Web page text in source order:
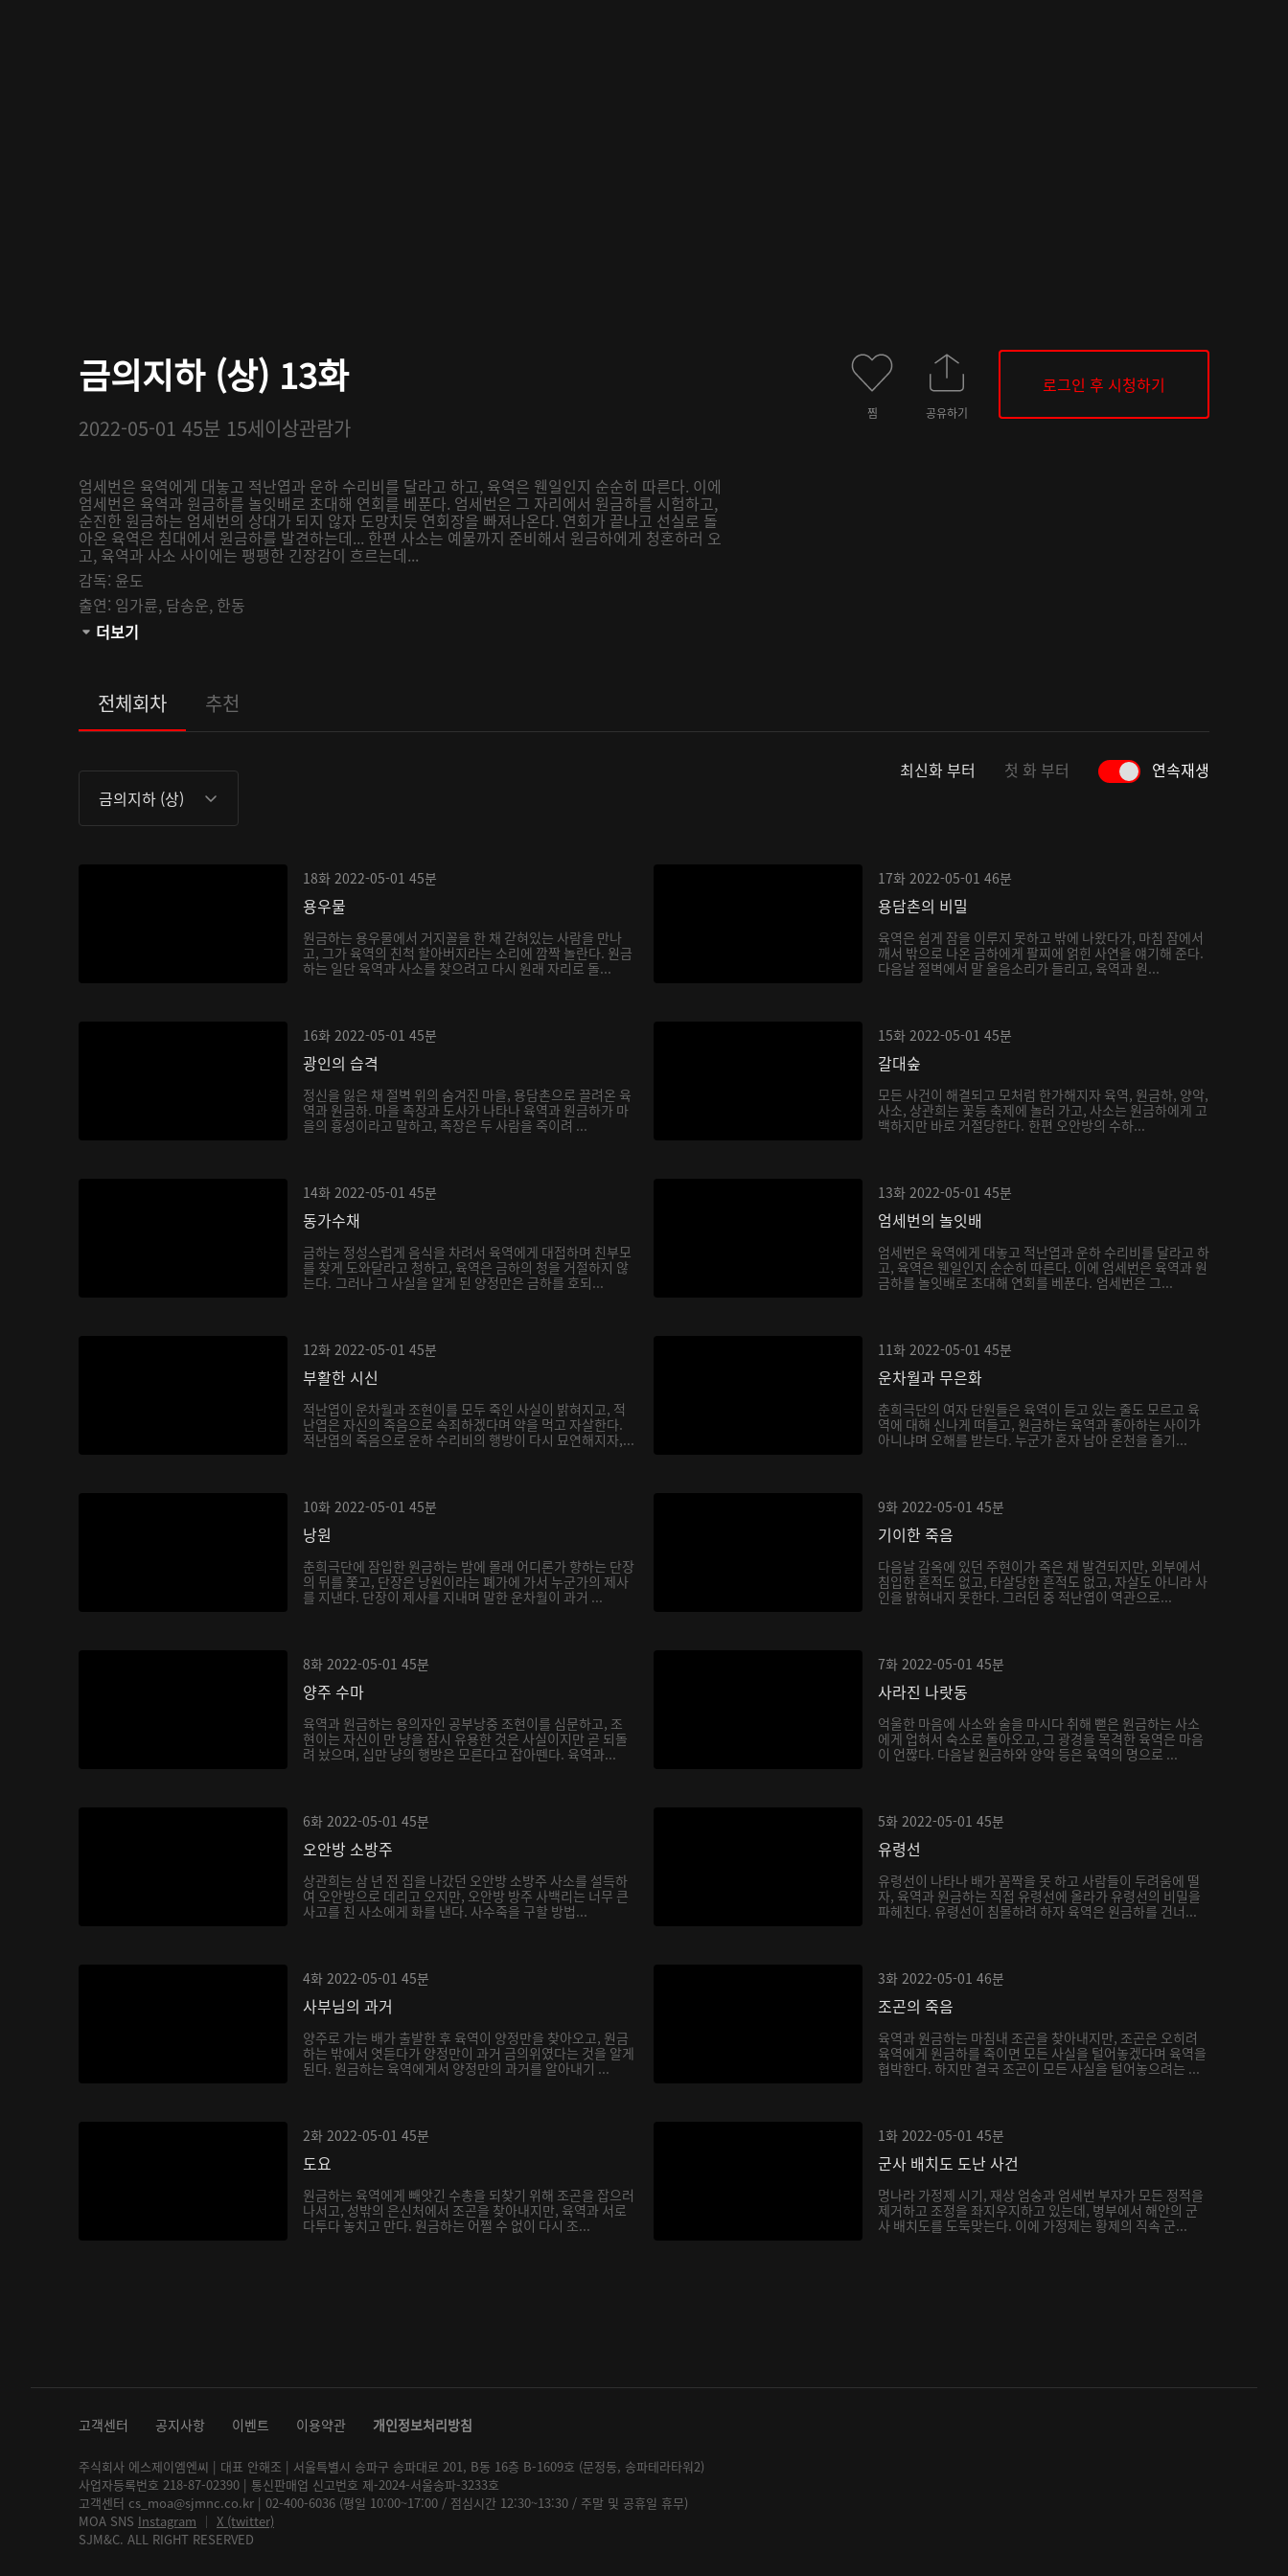
금의지하 (상) 13화
2022-05-01 45분 15세이상관람가
엄세번은 육역에게 대놓고 적난엽과 운하 수리비를 달라고 하고, 육역은 웬일인지 순순히 따른다. 이에
엄세번은 육역과 원금하를 놀잇배로 초대해 연회를 베푼다. 엄세번은 그 자리에서 원금하를 시험하고,
순진한 원금하는 엄세번의 상대가 되지 않자 도망치듯 연회장을 빠져나온다. 연회가 끝나고 선실로 돌
아온 육역은 침대에서 원금하를 발견하는데... 한편 사소는 예물까지 준비해서 원금하에게 청혼하러 오
고, 육역과 사소 사이에는 팽팽한 긴장감이 흐르는데...
감독: 윤도
출연: 임가륜, 담송운, 한동
관람등급:
더보기
찜 공유하기
로그인 후 시청하기
전체회차 추천
금의지하 (상)
최신화 부터 첫 화 부터 연속재생
18화 2022-05-01 45분
용우물
원금하는 용우물에서 거지꼴을 한 채 갇혀있는 사람을 만나
고, 그가 육역의 친척 할아버지라는 소리에 깜짝 놀란다. 원금
하는 일단 육역과 사소를 찾으려고 다시 원래 자리로 돌...
17화 2022-05-01 46분
용담촌의 비밀
육역은 쉽게 잠을 이루지 못하고 밖에 나왔다가, 마침 잠에서
깨서 밖으로 나온 금하에게 팔찌에 얽힌 사연을 얘기해 준다.
다음날 절벽에서 말 울음소리가 들리고, 육역과 원...
16화 2022-05-01 45분
광인의 습격
정신을 잃은 채 절벽 위의 숨겨진 마을, 용담촌으로 끌려온 육
역과 원금하. 마을 족장과 도사가 나타나 육역과 원금하가 마
을의 흉성이라고 말하고, 족장은 두 사람을 죽이려 ...
15화 2022-05-01 45분
갈대숲
모든 사건이 해결되고 모처럼 한가해지자 육역, 원금하, 양악,
사소, 상관희는 꽃등 축제에 놀러 가고, 사소는 원금하에게 고
백하지만 바로 거절당한다. 한편 오안방의 수하...
14화 2022-05-01 45분
동가수채
금하는 정성스럽게 음식을 차려서 육역에게 대접하며 친부모
를 찾게 도와달라고 청하고, 육역은 금하의 청을 거절하지 않
는다. 그러나 그 사실을 알게 된 양정만은 금하를 호되...
13화 2022-05-01 45분
엄세번의 놀잇배
엄세번은 육역에게 대놓고 적난엽과 운하 수리비를 달라고 하
고, 육역은 웬일인지 순순히 따른다. 이에 엄세번은 육역과 원
금하를 놀잇배로 초대해 연회를 베푼다. 엄세번은 그...
12화 2022-05-01 45분
부활한 시신
적난엽이 운차월과 조현이를 모두 죽인 사실이 밝혀지고, 적
난엽은 자신의 죽음으로 속죄하겠다며 약을 먹고 자살한다.
적난엽의 죽음으로 운하 수리비의 행방이 다시 묘연해지자,...
11화 2022-05-01 45분
운차월과 무은화
춘희극단의 여자 단원들은 육역이 듣고 있는 줄도 모르고 육
역에 대해 신나게 떠들고, 원금하는 육역과 좋아하는 사이가
아니냐며 오해를 받는다. 누군가 혼자 남아 온천을 즐기...
10화 2022-05-01 45분
낭원
춘희극단에 잠입한 원금하는 밤에 몰래 어디론가 향하는 단장
의 뒤를 쫓고, 단장은 낭원이라는 폐가에 가서 누군가의 제사
를 지낸다. 단장이 제사를 지내며 말한 운차월이 과거 ...
9화 2022-05-01 45분
기이한 죽음
다음날 감옥에 있던 주현이가 죽은 채 발견되지만, 외부에서
침입한 흔적도 없고, 타살당한 흔적도 없고, 자살도 아니라 사
인을 밝혀내지 못한다. 그러던 중 적난엽이 역관으로...
8화 2022-05-01 45분
양주 수마
육역과 원금하는 용의자인 공부낭중 조현이를 심문하고, 조
현이는 자신이 만 냥을 잠시 유용한 것은 사실이지만 곧 되돌
려 놨으며, 십만 냥의 행방은 모른다고 잡아뗀다. 육역과...
7화 2022-05-01 45분
사라진 나랏동
억울한 마음에 사소와 술을 마시다 취해 뻗은 원금하는 사소
에게 업혀서 숙소로 돌아오고, 그 광경을 목격한 육역은 마음
이 언짢다. 다음날 원금하와 양악 등은 육역의 명으로 ...
6화 2022-05-01 45분
오안방 소방주
상관희는 삼 년 전 집을 나갔던 오안방 소방주 사소를 설득하
여 오안방으로 데리고 오지만, 오안방 방주 사백리는 너무 큰
사고를 친 사소에게 화를 낸다. 사수죽을 구할 방법...
5화 2022-05-01 45분
유령선
유령선이 나타나 배가 꼼짝을 못 하고 사람들이 두려움에 떨
자, 육역과 원금하는 직접 유령선에 올라가 유령선의 비밀을
파헤친다. 유령선이 침몰하려 하자 육역은 원금하를 건너...
4화 2022-05-01 45분
사부님의 과거
양주로 가는 배가 출발한 후 육역이 양정만을 찾아오고, 원금
하는 밖에서 엿듣다가 양정만이 과거 금의위였다는 것을 알게
된다. 원금하는 육역에게서 양정만의 과거를 알아내기 ...
3화 2022-05-01 46분
조곤의 죽음
육역과 원금하는 마침내 조곤을 찾아내지만, 조곤은 오히려
육역에게 원금하를 죽이면 모든 사실을 털어놓겠다며 육역을
협박한다. 하지만 결국 조곤이 모든 사실을 털어놓으려는 ...
2화 2022-05-01 45분
도요
원금하는 육역에게 빼앗긴 수총을 되찾기 위해 조곤을 잡으러
나서고, 성밖의 은신처에서 조곤을 찾아내지만, 육역과 서로
다투다 놓치고 만다. 원금하는 어쩔 수 없이 다시 조...
1화 2022-05-01 45분
군사 배치도 도난 사건
명나라 가정제 시기, 재상 엄숭과 엄세번 부자가 모든 정적을
제거하고 조정을 좌지우지하고 있는데, 병부에서 해안의 군
사 배치도를 도둑맞는다. 이에 가정제는 황제의 직속 군...
고객센터 공지사항 이벤트 이용약관 개인정보처리방침
주식회사 에스제이엠엔씨 | 대표 안해조 | 서울특별시 송파구 송파대로 201, B동 16층 B-1609호 (문정동, 송파테라타워2)
사업자등록번호 218-87-02390 | 통신판매업 신고번호 제-2024-서울송파-3233호
고객센터 cs_moa@sjmnc.co.kr | 02-400-6036 (평일 10:00~17:00 / 점심시간 12:30~13:30 / 주말 및 공휴일 휴무)
MOA SNS Instagram │ X (twitter)
SJM&C. ALL RIGHT RESERVED